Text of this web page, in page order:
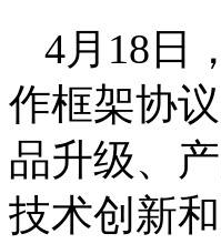
4月18日
作框架协
品升级、
技术创新